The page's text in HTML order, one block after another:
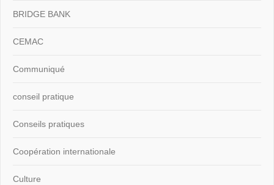
BRIDGE BANK
CEMAC
Communiqué
conseil pratique
Conseils pratiques
Coopération internationale
Culture